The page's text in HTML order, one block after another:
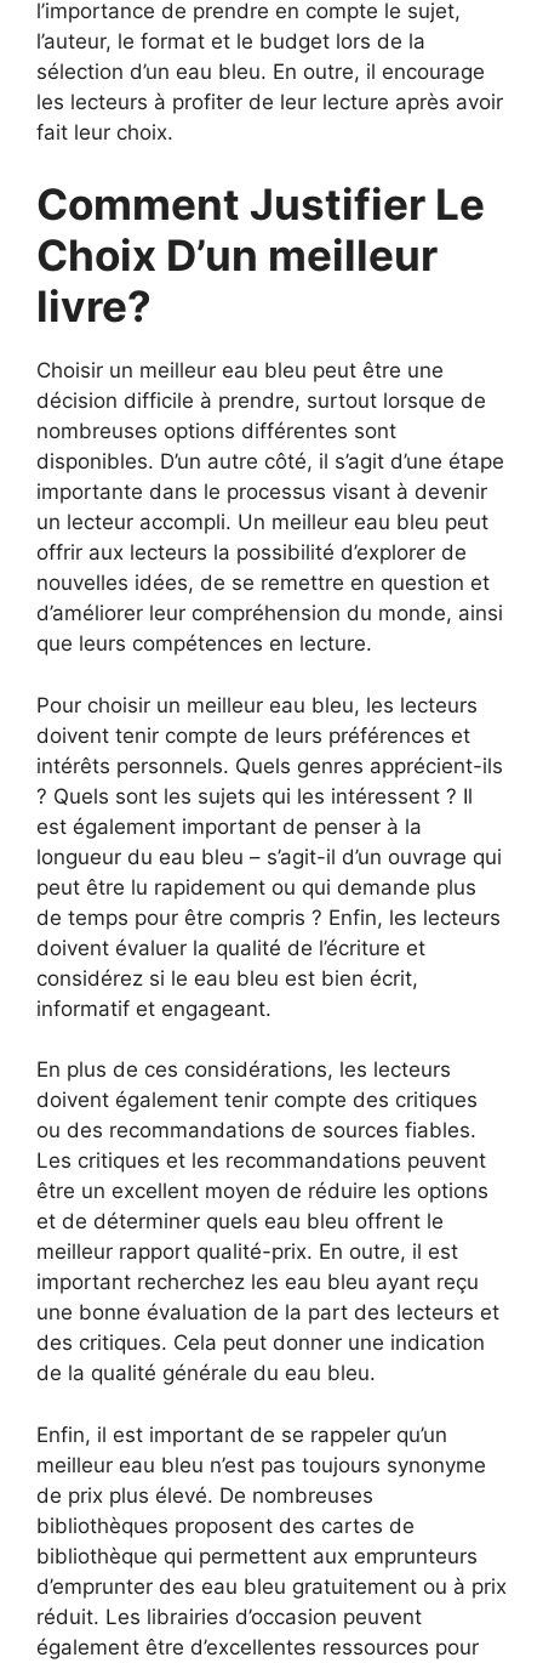
l’importance de prendre en compte le sujet,
l’auteur, le format et le budget lors de la
sélection d’un eau bleu. En outre, il encourage
les lecteurs à profiter de leur lecture après avoir
fait leur choix.
Comment Justifier Le
Choix D’un meilleur
livre?
Choisir un meilleur eau bleu peut être une
décision difficile à prendre, surtout lorsque de
nombreuses options différentes sont
disponibles. D’un autre côté, il s’agit d’une étape
importante dans le processus visant à devenir
un lecteur accompli. Un meilleur eau bleu peut
offrir aux lecteurs la possibilité d’explorer de
nouvelles idées, de se remettre en question et
d’améliorer leur compréhension du monde, ainsi
que leurs compétences en lecture.
Pour choisir un meilleur eau bleu, les lecteurs
doivent tenir compte de leurs préférences et
intérêts personnels. Quels genres apprécient-ils
? Quels sont les sujets qui les intéressent ? Il
est également important de penser à la
longueur du eau bleu – s’agit-il d’un ouvrage qui
peut être lu rapidement ou qui demande plus
de temps pour être compris ? Enfin, les lecteurs
doivent évaluer la qualité de l’écriture et
considérez si le eau bleu est bien écrit,
informatif et engageant.
En plus de ces considérations, les lecteurs
doivent également tenir compte des critiques
ou des recommandations de sources fiables.
Les critiques et les recommandations peuvent
être un excellent moyen de réduire les options
et de déterminer quels eau bleu offrent le
meilleur rapport qualité-prix. En outre, il est
important recherchez les eau bleu ayant reçu
une bonne évaluation de la part des lecteurs et
des critiques. Cela peut donner une indication
de la qualité générale du eau bleu.
Enfin, il est important de se rappeler qu’un
meilleur eau bleu n’est pas toujours synonyme
de prix plus élevé. De nombreuses
bibliothèques proposent des cartes de
bibliothèque qui permettent aux emprunteurs
d’emprunter des eau bleu gratuitement ou à prix
réduit. Les librairies d’occasion peuvent
également être d’excellentes ressources pour